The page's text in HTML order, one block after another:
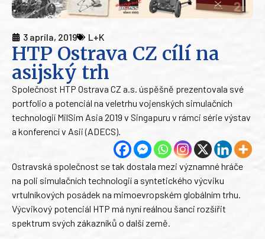
3 apríla, 2019 L+K
HTP Ostrava CZ cílí na
asijský trh
Společnost HTP Ostrava CZ a.s. úspěšně prezentovala své
portfolio a potenciál na veletrhu vojenských simulačních
technologií MilSim Asia 2019 v Singapuru v rámci série výstav
a konferencí v Asii (ADECS).
Ostravská společnost se tak dostala mezi významné hráče
na poli simulačních technologií a syntetického výcviku
vrtulníkových posádek na mimoevropském globálním trhu.
Výcvikový potenciál HTP má nyní reálnou šanci rozšířit
spektrum svých zákazníků o další země.